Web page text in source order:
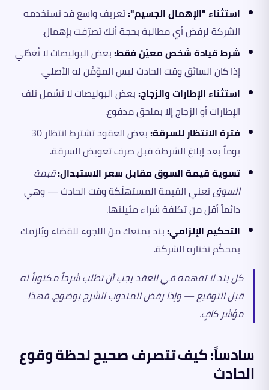
استثناء "الإهمال الجسيم":تعريف واسع قد تستخدمه
الشركة لرفض أي مطالبة بحجة أنك تصرّفت بإهمال.
شرط قيادة شخص معيّن فقط:بعض البوليصات لا تُغطّي
إذا كان السائق وقت الحادث ليس المؤمَّن له الأصلي.
استثناء الإطارات والزجاج:بعض البوليصات لا تشمل تلف
الإطارات أو الزجاج إلا بملحق مدفوع.
فترة الانتظار للسرقة:
بعض العقود تشترط انتظار 30
يوماً بعد إبلاغ الشرطة قبل صرف تعويض السرقة.
تسوية قيمة السوق مقابل سعر الاستبدال:قيمة
السوقتعني القيمة المستهلَكة وقت الحادث — وهي
دائماً أقل من تكلفة شراء مثيلتها.
التحكيم الإلزامي:بند يمنعك من اللجوء للقضاء ويُلزمك
بمحكّم تختاره الشركة.
كل بند لا تفهمه في العقد يجب أن تطلب شرحاً مكتوباً له
قبل التوقيع — وإذا رفض المندوب الشرح بوضوح، فهذا
مؤشر كافٍ.
سادساً: كيف تتصرف صحيح لحظة وقوع
الحادث